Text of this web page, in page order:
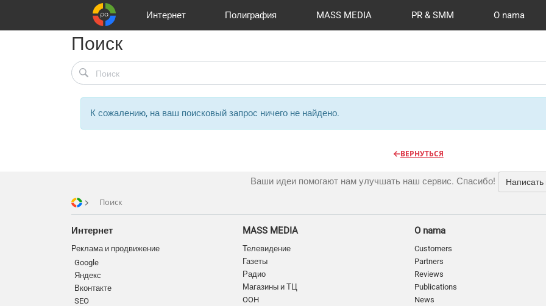
Интернет
Реклама и продвижение
Полиграфия
Цифра и офсет
MASS MEDIA
Телевидение
PR & SMM O nama
Поиск
К сожалению, на ваш поисковый запрос ничего не найдено.
ВЕРНУТЬСЯ
Ваши идеи помогают нам улучшать наш сервис. Спасибо!
Поиск
Интернет
Реклама и продвижение
Google
Яндекс
Вконтакте
SEO
MASS MEDIA
Телевидение
Газеты
Радио
Магазины и ТЦ
OOH
O nama
Customers
Partners
Reviews
Publications
News